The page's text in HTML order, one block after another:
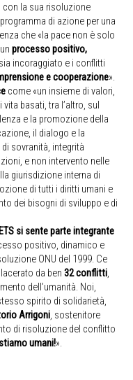
con la sua risoluzione
di azione per una
che «la pace non è solo
unprocesso positivo,
incoraggiato e i conflitti
e cooperazione».
come «un insieme di valori,
basati, tra l’altro, sul
e la promozione della
il dialogo e la
sovranità, integrità
e non intervento nelle
giurisdizione interna di
di tutti i diritti umani e
dei bisogni di sviluppo e di
si sente parte integrante
positivo, dinamico e
ONU del 1999. Ce
lacerato da ben32 conflitti,
dell’umanità. Noi,
spirito di solidarietà,
Arrigoni, sostenitore
di risoluzione del conflitto
umani!».